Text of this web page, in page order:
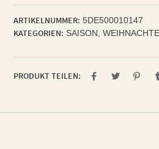
ARTIKELNUMMER: 5DE500010147
KATEGORIEN: SAISON ,
PRODUKT TEILEN: